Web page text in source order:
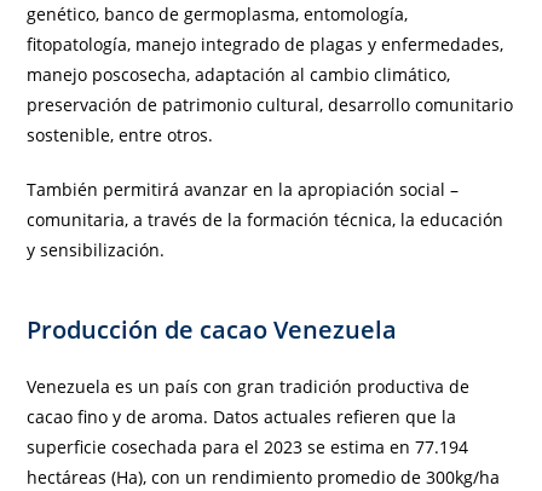
genético, banco de germoplasma, entomología,
fitopatología, manejo integrado de plagas y enfermedades,
manejo poscosecha, adaptación al cambio climático,
preservación de patrimonio cultural, desarrollo comunitario
sostenible, entre otros.
También permitirá avanzar en la apropiación social –
comunitaria, a través de la formación técnica, la educación
y sensibilización.
Producción de cacao Venezuela
Venezuela es un país con gran tradición productiva de
cacao fino y de aroma. Datos actuales refieren que la
superficie cosechada para el 2023 se estima en 77.194
hectáreas (Ha), con un rendimiento promedio de 300kg/ha